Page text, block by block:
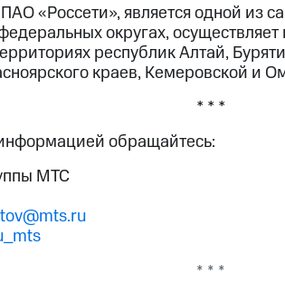
«Россети», является одной из
округах,
республик Алтай,
краев, Кемеровской и
* * *
обращайтесь:
МТС
* * *